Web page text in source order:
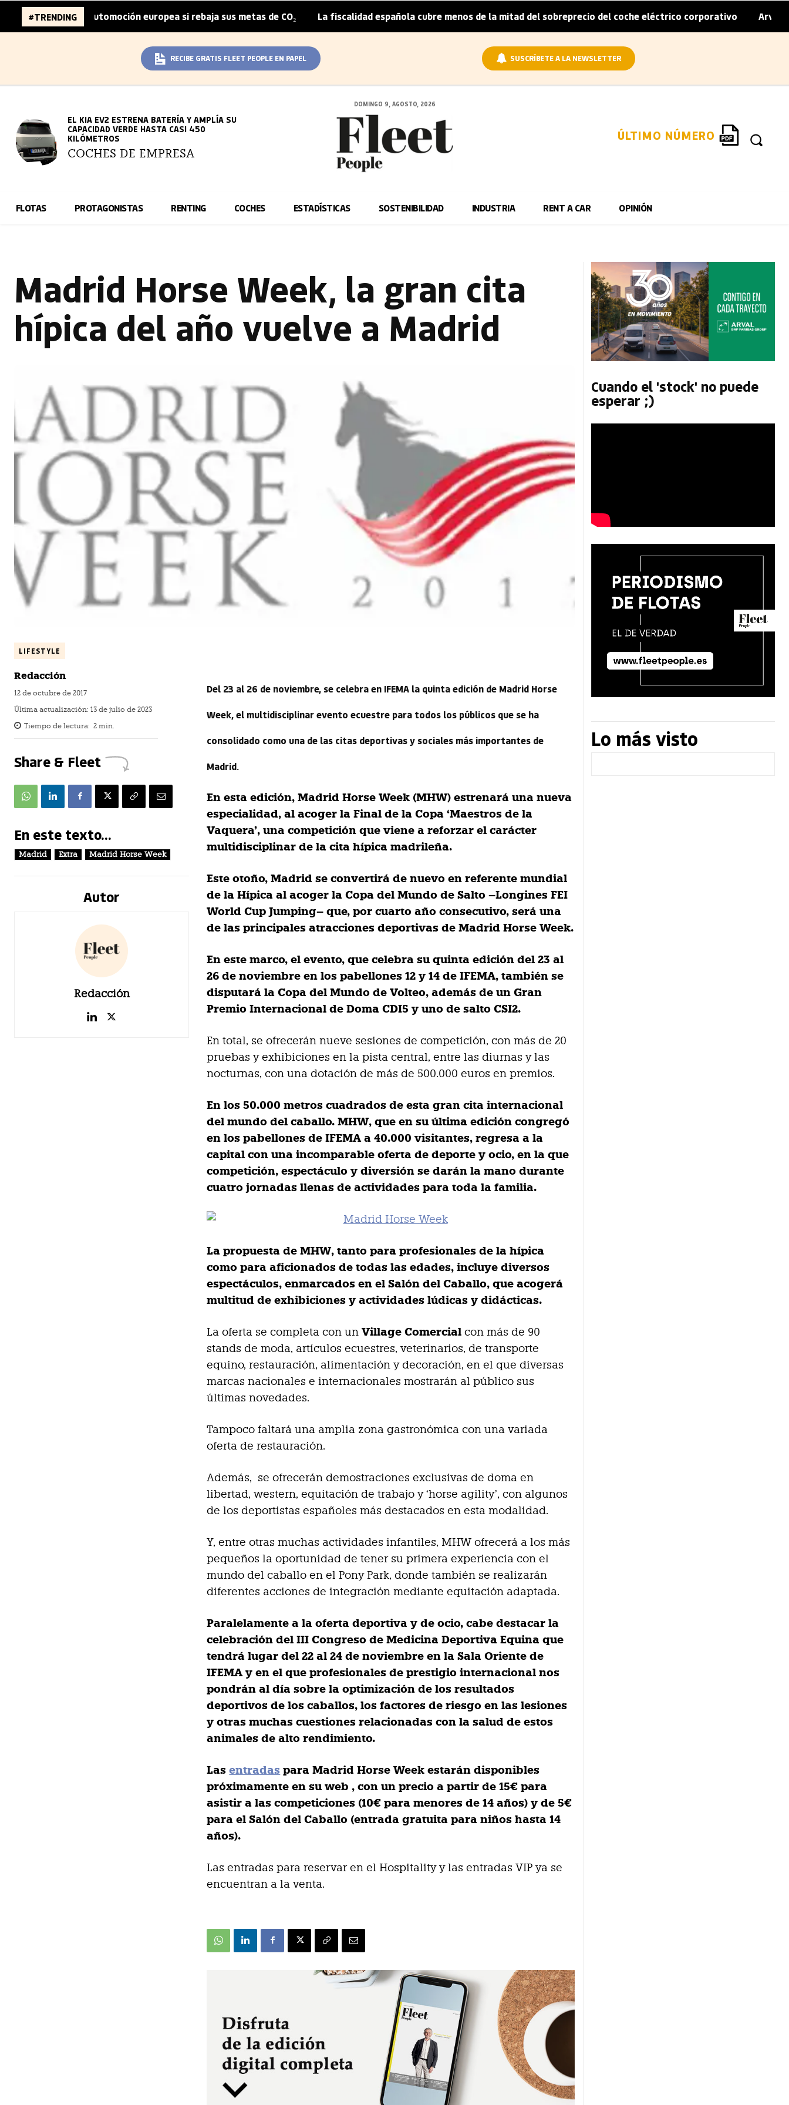
#TRENDING
de la automoción europea si rebaja sus metas de CO₂ La fiscalidad española cubre menos de la mitad del sobreprecio del coche eléctrico corporativo | Arval convierte
RECIBE GRATIS FLEET PEOPLE EN PAPEL SUSCRÍBETE A LA NEWSLETTER
EL KIA EV2 ESTRENA BATERÍA Y AMPLÍA SU
CAPACIDAD VERDE HASTA CASI 450
KILÓMETROS
COCHES DE EMPRESA
DOMINGO 9, AGOSTO, 2026
ÚLTIMO NÚMERO
FLOTAS PROTAGONISTAS RENTING COCHES ESTADÍSTICAS SOSTENIBILIDAD INDUSTRIA RENT A CAR OPINIÓN
Madrid Horse Week, la gran cita
hípica del año vuelve a Madrid
LIFESTYLE
Redacción
12 de octubre de 2017
Última actualización: 13 de julio de 2023
Tiempo de lectura: 2 min.
Share & Fleet
En este texto...
Madrid Extra Madrid Horse Week
Autor
Redacción
Del 23 al 26 de noviembre, se celebra en IFEMA la quinta edición de Madrid Horse
Week, el multidisciplinar evento ecuestre para todos los públicos que se ha
consolidado como una de las citas deportivas y sociales más importantes de
Madrid.
En esta edición, Madrid Horse Week (MHW) estrenará una nueva
especialidad, al acoger la Final de la Copa ‘Maestros de la
Vaquera’, una competición que viene a reforzar el carácter
multidisciplinar de la cita hípica madrileña.
Este otoño, Madrid se convertirá de nuevo en referente mundial
de la Hípica al acoger la Copa del Mundo de Salto –Longines FEI
World Cup Jumping– que, por cuarto año consecutivo, será una
de las principales atracciones deportivas de Madrid Horse Week.
En este marco, el evento, que celebra su quinta edición del 23 al
26 de noviembre en los pabellones 12 y 14 de IFEMA, también se
disputará laCopa del Mundo de Volteo, además deun Gran
Premio Internacional de DomaCDI5 y uno de salto CSI2.
En total, se ofrecerán nueve sesiones de competición, con más de 20
pruebas y exhibiciones en la pista central, entre las diurnas y las
nocturnas, con una dotación de más de 500.000 euros en premios.
En los 50.000 metros cuadrados de esta gran cita internacional
del mundo del caballo. MHW, queen su última edición congregó
en los pabellones de IFEMA a 40.000 visitantes, regresa a la
capital con una incomparable oferta de deporte y ocio, en la que
competición, espectáculo y diversión se darán la mano durante
cuatro jornadas llenas de actividades para toda la familia.
La propuesta de MHW, tanto para profesionales de la hípica
como para aficionados de todas las edades, incluye diversos
espectáculos, enmarcados en elSalón del Caballo, que acogerá
multitud de exhibiciones y actividades lúdicas y didácticas.
La oferta se completa con unVillage Comercial con más de 90
stands de moda, artículos ecuestres, veterinarios, de transporte
equino, restauración, alimentación y decoración, en el que diversas
marcas nacionales e internacionales mostrarán al público sus
últimas novedades.
Tampoco faltará una amplia zona gastronómica con una variada
oferta de restauración.
Además, se ofrecerán demostraciones exclusivas de doma en
libertad, western, equitación de trabajo y ‘horse agility’, con algunos
de los deportistas españoles más destacados en esta modalidad.
Y, entre otras muchas actividades infantiles, MHW ofrecerá a los más
pequeños la oportunidad de tener su primera experiencia con el
mundo del caballo en el Pony Park, donde también se realizarán
diferentes acciones de integración mediante equitación adaptada.
Paralelamente a la oferta deportiva y de ocio, cabe destacar la
celebracióndel III Congreso de Medicina Deportiva Equina que
tendrá lugar del 22 al 24 de noviembre en la Sala Oriente de
IFEMA y en el que profesionales de prestigio internacional nos
pondrán al día sobre la optimización de los resultados
deportivos de los caballos, los factores de riesgo en las lesiones
y otras muchas cuestiones relacionadas con la salud de estos
animales de alto rendimiento.
Lasentradas para Madrid Horse Week estarán disponibles
próximamente en su web , con un precio a partir de 15€ para
asistir a las competiciones (10€ para menores de 14 años) y de 5€
para el Salón del Caballo (entrada gratuita para niños hasta 14
años).
Las entradas para reservar en el Hospitality y las entradas VIP ya se
encuentran a la venta.
Cuando el 'stock' no puede
esperar ;)
Lo más visto